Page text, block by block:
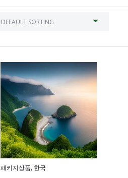
패키지상품, 한국